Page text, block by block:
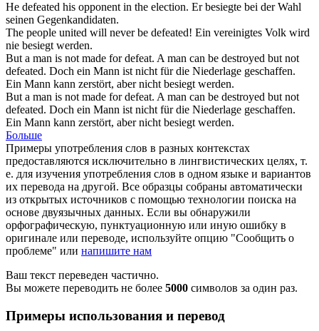
He defeated his opponent in the election. Erbesiegte bei der Wahl
seinen Gegenkandidaten.
The people united will never be defeated! Ein vereinigtes Volk wird
nie besiegt werden.
But a man is not made fordefeat. A man can be destroyed but not
defeated. Doch ein Mann ist nicht für die Niederlage geschaffen.
Ein Mann kann zerstört, aber nicht besiegt werden.
But a man is not made for defeat. A man can be destroyed but not
defeated. Doch ein Mann ist nicht für die Niederlage geschaffen.
Ein Mann kann zerstört, aber nicht besiegt werden.
Больше
Примеры употребления слов в разных контекстах
предоставляются исключительно в лингвистических целях, т.
е. для изучения употребления слов в одном языке и вариантов
их перевода на другой. Все образцы собраны автоматически
из открытых источников с помощью технологии поиска на
основе двуязычных данных. Если вы обнаружили
орфографическую, пунктуационную или иную ошибку в
оригинале или переводе, используйте опцию "Сообщить о
проблеме" или напишите нам
Ваш текст переведен частично.
Вы можете переводить не более 5000 символов за один раз.
Примеры использования и перевод